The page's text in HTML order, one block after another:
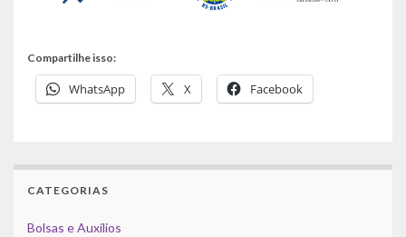
Compartilhe isso:
WhatsApp X Facebook
CATEGORIAS
Bolsas e Auxílios